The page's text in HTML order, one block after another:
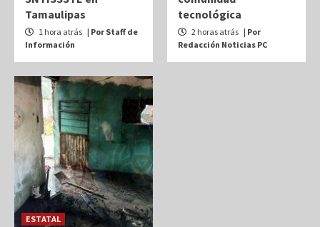
Tamaulipas
1 hora atrás | Por Staff de
Información
tecnológica
2 horas atrás | Por
Redacción Noticias PC
ESTATAL